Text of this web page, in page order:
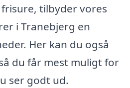
tilbyder vores
i Tranebjerg en
Her kan du også
du får mest muligt for
ser godt ud.